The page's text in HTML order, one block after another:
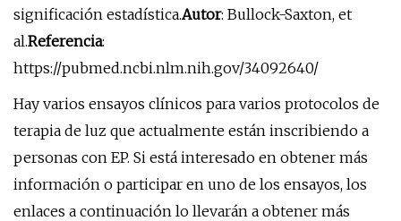
significación estadística.Autor: Bullock-Saxton, et
al.Referencia:
https://pubmed.ncbi.nlm.nih.gov/34092640/
Hay varios ensayos clínicos para varios protocolos de
terapia de luz que actualmente están inscribiendo a
personas con EP. Si está interesado en obtener más
información o participar en uno de los ensayos, los
enlaces a continuación lo llevarán a obtener más